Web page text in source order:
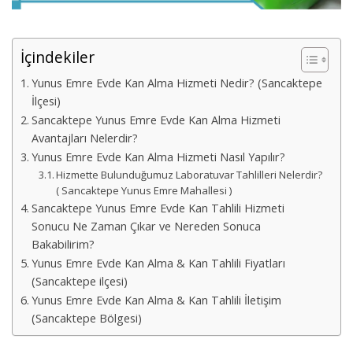
İçindekiler
Yunus Emre Evde Kan Alma Hizmeti Nedir? (Sancaktepe
İlçesi)
Sancaktepe Yunus Emre Evde Kan Alma Hizmeti
Avantajları Nelerdir?
Yunus Emre Evde Kan Alma Hizmeti Nasıl Yapılır?
Hizmette Bulunduğumuz Laboratuvar Tahlilleri Nelerdir?
( Sancaktepe Yunus Emre Mahallesi )
Sancaktepe Yunus Emre Evde Kan Tahlili Hizmeti
Sonucu Ne Zaman Çıkar ve Nereden Sonuca
Bakabilirim?
Yunus Emre Evde Kan Alma & Kan Tahlili Fiyatları
(Sancaktepe ilçesi)
Yunus Emre Evde Kan Alma & Kan Tahlili İletişim
(Sancaktepe Bölgesi)